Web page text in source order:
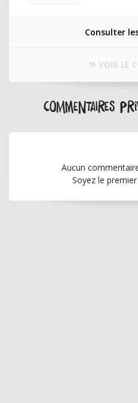
Consulter
VOIR LE
Commentaires
Aucun
Soyez le